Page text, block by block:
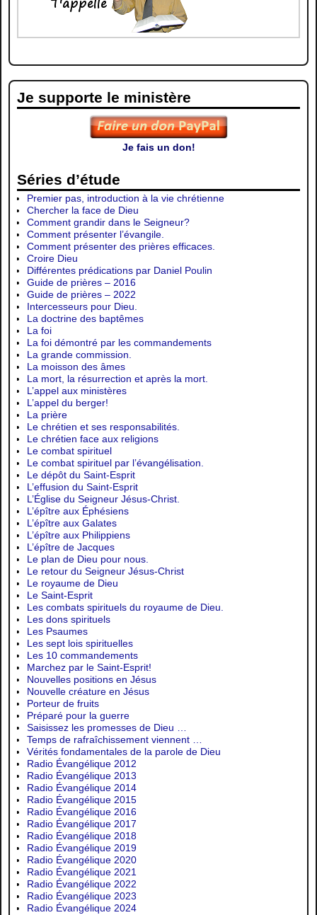
Je supporte le ministère
Je fais un don!
Séries d’étude
Premier pas, introduction à la vie chrétienne
Chercher la face de Dieu
Comment grandir dans le Seigneur?
Comment présenter l’évangile.
Comment présenter des prières efficaces.
Croire Dieu
Différentes prédications par Daniel Poulin
Guide de prières – 2016
Guide de prières – 2022
Intercesseurs pour Dieu.
La doctrine des baptêmes
La foi
La foi démontré par les commandements
La grande commission.
La moisson des âmes
La mort, la résurrection et après la mort.
L’appel aux ministères
L’appel du berger!
La prière
Le chrétien et ses responsabilités.
Le chrétien face aux religions
Le combat spirituel
Le combat spirituel par l’évangélisation.
Le dépôt du Saint-Esprit
L’effusion du Saint-Esprit
L’Église du Seigneur Jésus-Christ.
L’épître aux Éphésiens
L’épître aux Galates
L’épître aux Philippiens
L’épître de Jacques
Le plan de Dieu pour nous.
Le retour du Seigneur Jésus-Christ
Le royaume de Dieu
Le Saint-Esprit
Les combats spirituels du royaume de Dieu.
Les dons spirituels
Les Psaumes
Les sept lois spirituelles
Les 10 commandements
Marchez par le Saint-Esprit!
Nouvelles positions en Jésus
Nouvelle créature en Jésus
Porteur de fruits
Préparé pour la guerre
Saisissez les promesses de Dieu …
Temps de rafraîchissement viennent …
Vérités fondamentales de la parole de Dieu
Radio Évangélique 2012
Radio Évangélique 2013
Radio Évangélique 2014
Radio Évangélique 2015
Radio Évangélique 2016
Radio Évangélique 2017
Radio Évangélique 2018
Radio Évangélique 2019
Radio Évangélique 2020
Radio Évangélique 2021
Radio Évangélique 2022
Radio Évangélique 2023
Radio Évangélique 2024